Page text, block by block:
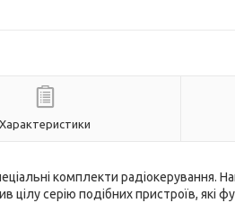
Характеристики
комплекти радіокерування.
серію подібних пристроїв, які